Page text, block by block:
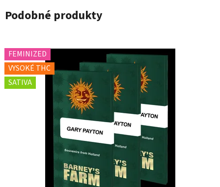
Podobné produkty
FEMINIZED
VYSOKÉ THC
SATIVA